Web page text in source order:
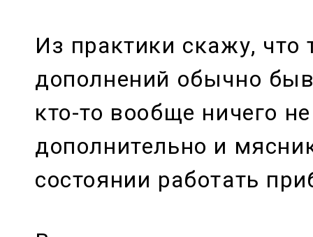
Из практики скажу, что
дополнений обычно
кто-то вообще ничего
дополнительно и
состоянии работать